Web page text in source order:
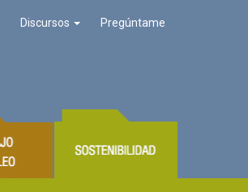
Discursos Pregúntame